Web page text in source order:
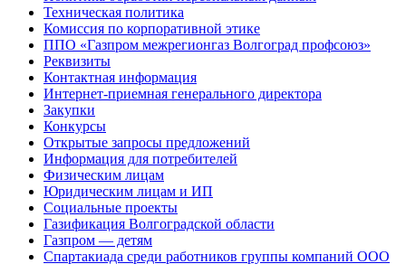
Техническая политика
Комиссия по корпоративной этике
ППО «Газпром межрегионгаз Волгоград профсоюз»
Реквизиты
Контактная информация
Интернет-приемная генерального директора
Закупки
Конкурсы
Открытые запросы предложений
Информация для потребителей
Физическим лицам
Юридическим лицам и ИП
Социальные проекты
Газификация Волгоградской области
Газпром — детям
Спартакиада среди работников группы компаний ООО